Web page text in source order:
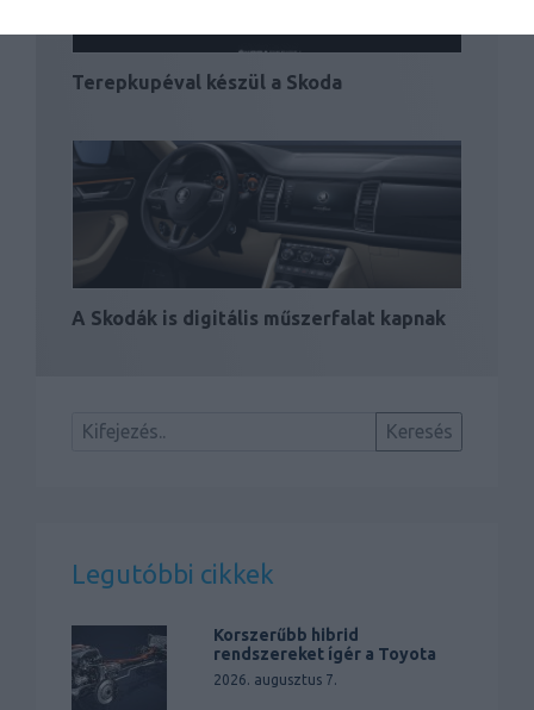
Terepkupéval készül a Skoda
A Skodák is digitális műszerfalat kapnak
Legutóbbi cikkek
Korszerűbb hibrid
rendszereket ígér a Toyota
2026. augusztus 7.